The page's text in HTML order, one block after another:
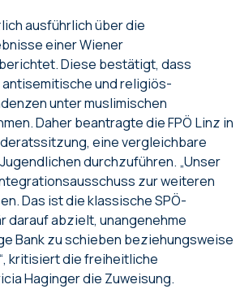
ausführlich über die
einer Wiener
Diese bestätigt, dass
und religiös-
unter muslimischen
Daher beantragte die FPÖ Linz in
eine vergleichbare
durchzuführen. „Unser
zur weiteren
Das ist die klassische SPÖ-
darauf abzielt, unangenehme
Bank zu schieben beziehungsweise
kritisiert die freiheitliche
Haginger die Zuweisung.